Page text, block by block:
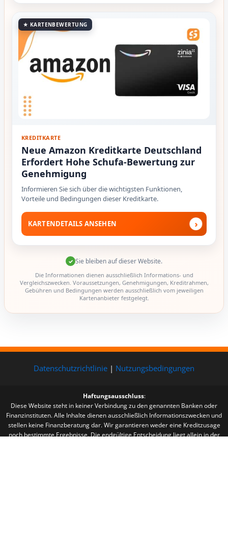
★ KARTENBEWERTUNG
KREDITKARTE
Neue Amazon Kreditkarte Deutschland
Erfordert Hohe Schufa-Bewertung zur
Genehmigung
Informieren Sie sich über die wichtigsten Funktionen,
Vorteile und Bedingungen dieser Kreditkarte.
KARTENDETAILS ANSEHEN ›
✓ Sie bleiben auf dieser Website.
Die Informationen dienen ausschließlich Informations- und
Vergleichszwecken. Voraussetzungen, Genehmigungen, Kreditrahmen,
Gebühren und Bedingungen werden ausschließlich vom jeweiligen
Kartenanbieter festgelegt.
Datenschutzrichtlinie | Nutzungsbedingungen
Haftungsausschluss:
Diese Website steht in keiner Verbindung zu den genannten Banken oder
Finanzinstituten. Alle Inhalte dienen ausschließlich Informationszwecken und
stellen keine Finanzberatung dar. Wir garantieren weder eine Kreditzusage
noch bestimmte Ergebnisse. Die endgültige Entscheidung liegt allein in der